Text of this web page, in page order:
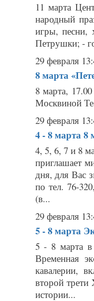
11 марта
народный
игры, песни,
Петрушки; -
29 февраля
8 марта
8 марта,
Москвиной
29 февраля
4 - 8 марта8
4, 5, 6, 7 и 8
приглашает
дня, для Вас
по тел. 76-
(в...
29 февраля
5 - 8 марта
5 - 8 марта в
Временная
кавалерии,
второй
истории...